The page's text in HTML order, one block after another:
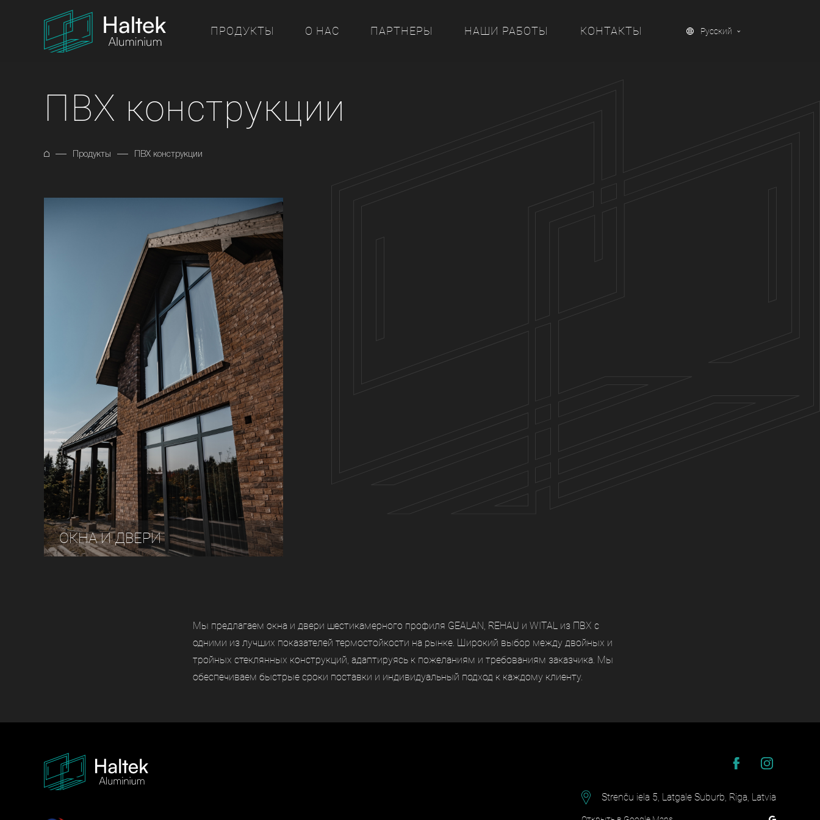
ПРОДУКТЫ О НАС ПАРТНЕРЫ НАШИ РАБОТЫ КОНТАКТЫ Русский
ПВХ конструкции
Продукты ПВХ конструкции
ОКНА И ДВЕРИ
Мы предлагаем окна и двери шестикамерного профиля GEALAN, REHAU и WITAL из ПВХ с
одними из лучших показателей термостойкости на рынке. Широкий выбор между двойных и
тройных стеклянных конструкций, адаптируясь к пожеланиям и требованиям заказчика. Мы
обеспечиваем быстрые сроки поставки и индивидуальный подход к каждому клиенту.
Strenču iela 5, Latgale Suburb, Riga, Latvia